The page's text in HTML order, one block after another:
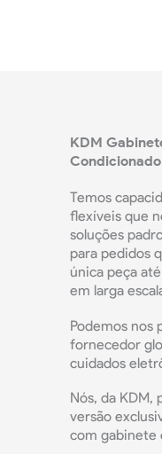
KDM
Condicionado
Temos
flexíveis que
soluções
para pedidos
única peça
em larga
Podemos nos
fornecedor
cuidados
Nós, da KDM,
versão
com gabinete